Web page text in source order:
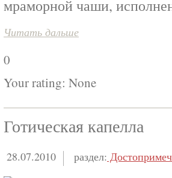
мраморной чаши,
Читать дальше
0
Your rating: None
Готическая капелла
28.07.2010 раздел: